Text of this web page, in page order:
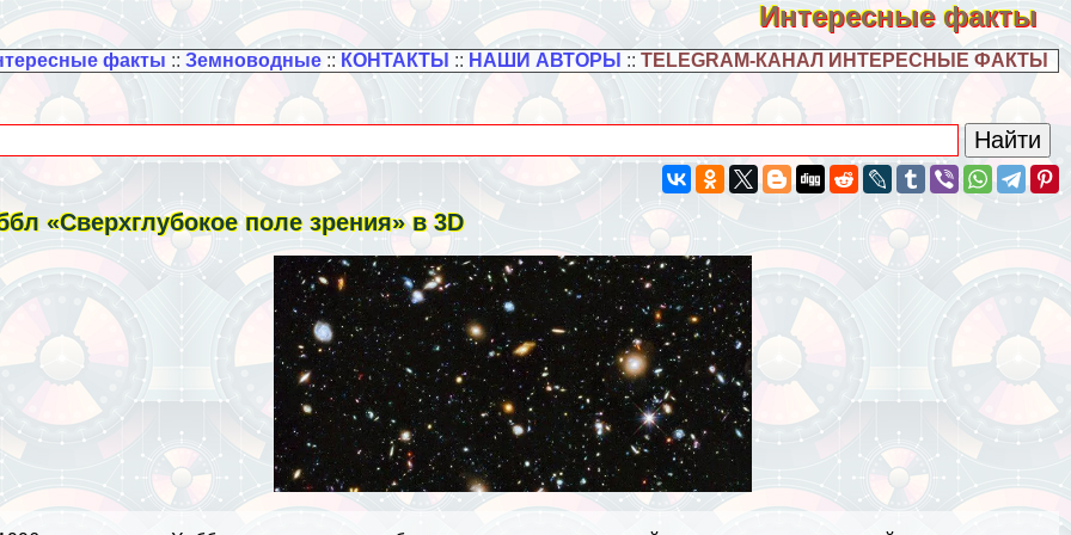
Интересные факты
факты :: Земноводные:: КОНТАКТЫ :: НАШИ АВТОРЫ :: TELEGRAM-КАНАЛ ИНТЕРЕСНЫЕ ФАКТЫ
«Сверхглубокое поле зрения» в 3D